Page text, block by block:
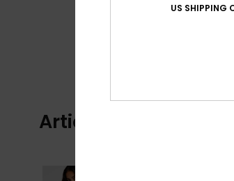
Articles vus
US SHIPPING